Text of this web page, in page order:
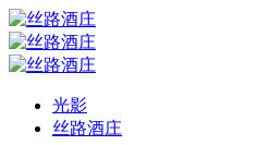
光影
丝路酒庄